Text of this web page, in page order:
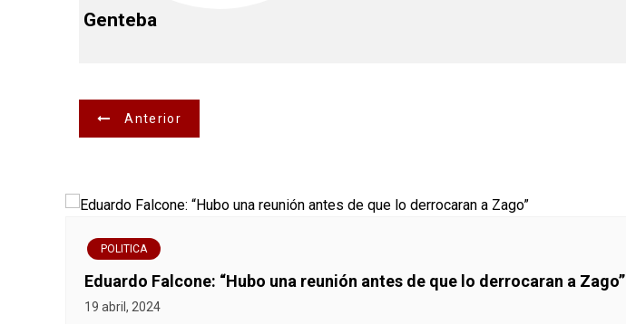
Genteba
N
v
e
g
a
Anterior
POLITICA
Eduardo Falcone: “Hubo una reunión antes de que lo derrocaran a Zago”
19 abril, 2024